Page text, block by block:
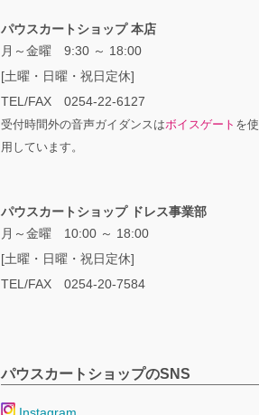
パウスカートショップ 本店
月～金曜 9:30 ～ 18:00
[土曜・日曜・祝日定休]
TEL/FAX 0254-22-6127
受付時間外の音声ガイダンスはボイスゲート を使
用しています。
パウスカートショップ ドレス事業部
月～金曜 10:00 ～ 18:00
[土曜・日曜・祝日定休]
TEL/FAX 0254-20-7584
パウスカートショップのSNS